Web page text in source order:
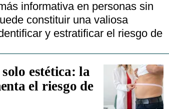
informativa en personas sin
constituir una valiosa
y estratificar el riesgo de
estética: la
el riesgo de